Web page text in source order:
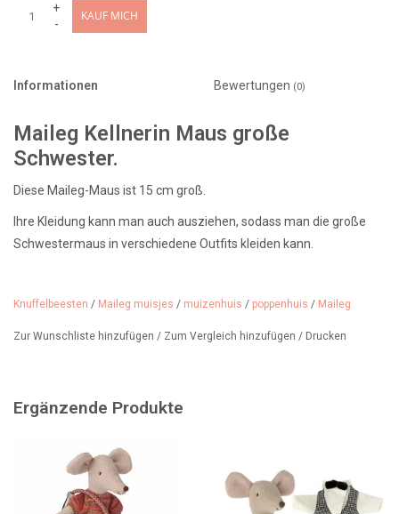
+
-
KAUF MICH
Informationen Bewertungen (0)
Maileg Kellnerin Maus große
Schwester.
Diese Maileg-Maus ist 15 cm groß.
Ihre Kleidung kann man auch ausziehen, sodass man die große
Schwestermaus in verschiedene Outfits kleiden kann.
Wir haben eine große Auswahl an Maileg-Mäusen sowie Kleidung
und Möbel und bieten einen kostenlosen Geschenkservice mit
Knuffelbeesten / Maileg muisjes / muizenhuis / poppenhuis / Maileg
Zur Wunschliste hinzufügen / Zum Vergleich hinzufügen / Drucken
Ergänzende Produkte